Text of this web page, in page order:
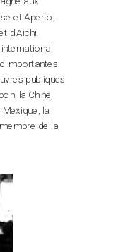
et Aperto,
d'Aichi.
publiques
la Chine,
la
de la